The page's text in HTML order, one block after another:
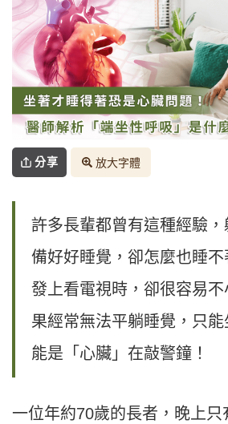
分享 放大字體
許多長輩都曾有這種經驗
備好好睡覺，卻怎麼也睡
發上看電視時，卻很容易不
果經常無法平躺睡覺，只
能是「心臟」在敲警鐘！
一位年約70歲的長者，晚上只